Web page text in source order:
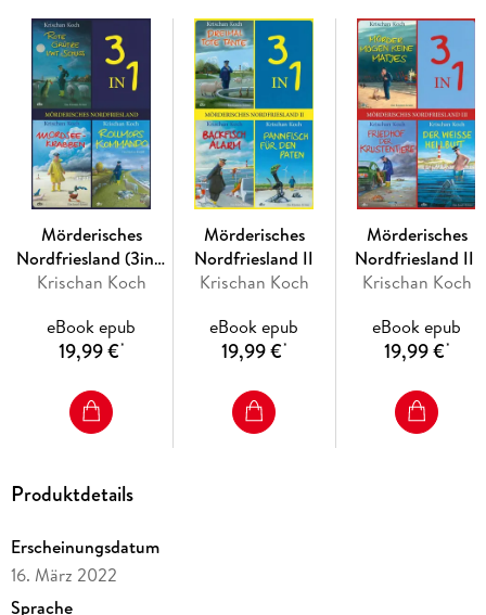
Probleme: Ein junger Polizist verschwindet spurlos und ein
Auftragskiller sucht sein Opfer ausgerechnet in Fredenbüll.
»Quelle aventure, welch Abenteuer! «, jubelt auch VHS-
Französischlehrer Picon und stürzt sich mit Thies in die
Ermittlungen . . .
Der humorvolle Nordsee-Krimi von Spiegel-Bestseller-Autor
Krischan Koch ist die ideale Urlaubslektüre.
>Heringsburger Parisienne< und >Rollmops Moulin Rouge<
versorgt. Die Rezepte können Sie selbstverständlich wieder im
Anhang nachlesen. «
Krischan Koch
»Spannend, höchst unterhaltsam, mit reichlich trockenem
Humor und eben richtigen Typen - das sind die Krimis aus
Brackmann, WDR
Mörderisches
Nordfriesland (3in1-
Bundle)
Krischan Koch
eBook epub
19,99 €*
Mörderisches
Nordfriesland II
Krischan Koch
eBook epub
19,99 €*
Mörderisches
Nordfriesland III
Krischan Koch
eBook epub
19,99 €*
Produktdetails
Erscheinungsdatum
16. März 2022
Sprache